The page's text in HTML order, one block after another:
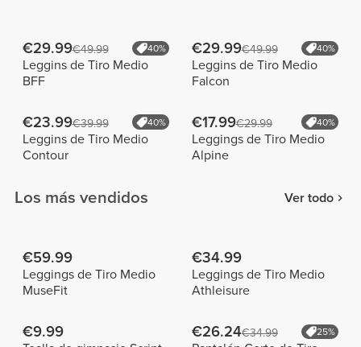
€29.99€49.99 40%
Leggins de Tiro Medio
BFF
€29.99€49.99 40%
Leggins de Tiro Medio
Falcon
€23.99€39.99 40%
Leggins de Tiro Medio
Contour
€17.99€29.99 40%
Leggings de Tiro Medio
Alpine
Los más vendidos Ver todo
€59.99
Leggings de Tiro Medio
MuseFit
€34.99
Leggings de Tiro Medio
Athleisure
€9.99 €26.24€34.99 25%